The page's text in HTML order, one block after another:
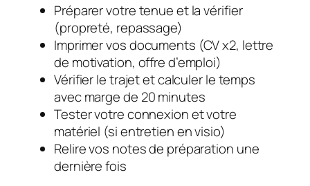
Préparer votre tenue et la vérifier
(propreté, repassage)
Imprimer vos documents (CV x2, lettre
de motivation, offre d’emploi)
Vérifier le trajet et calculer le temps
avec marge de 20 minutes
Tester votre connexion et votre
matériel (si entretien en visio)
Relire vos notes de préparation une
dernière fois